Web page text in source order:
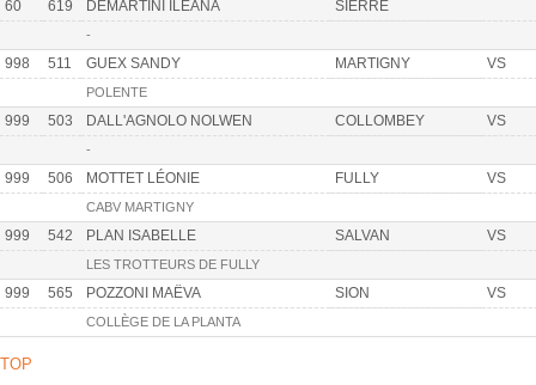
60 619 DEMARTINI ILEANA SIERRE
-
998 511 GUEX SANDY MARTIGNY VS
POLENTE
999 503 DALL'AGNOLO NOLWEN COLLOMBEY VS
-
999 506 MOTTET LÉONIE FULLY VS
CABV MARTIGNY
999 542 PLAN ISABELLE SALVAN VS
LES TROTTEURS DE FULLY
999 565 POZZONI MAËVA SION VS
COLLÈGE DE LA PLANTA
TOP